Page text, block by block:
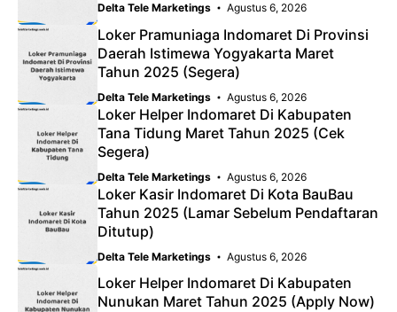
Delta Tele Marketings Agustus 6, 2026
Loker Pramuniaga Indomaret Di Provinsi
Daerah Istimewa Yogyakarta Maret
Tahun 2025 (Segera)
Delta Tele Marketings Agustus 6, 2026
Loker Helper Indomaret Di Kabupaten
Tana Tidung Maret Tahun 2025 (Cek
Segera)
Delta Tele Marketings Agustus 6, 2026
Loker Kasir Indomaret Di Kota BauBau
Tahun 2025 (Lamar Sebelum Pendaftaran
Ditutup)
Delta Tele Marketings Agustus 6, 2026
Loker Helper Indomaret Di Kabupaten
Nunukan Maret Tahun 2025 (Apply Now)